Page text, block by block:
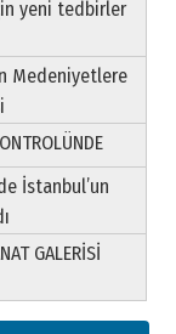
yeni tedbirler
Medeniyetlere
İstanbul’un
GALERİSİ